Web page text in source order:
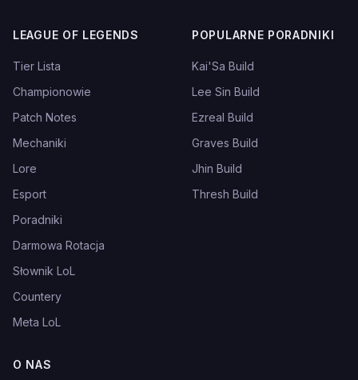
LEAGUE OF LEGENDS
Tier Lista
Championowie
Patch Notes
Mechaniki
Lore
Esport
Poradniki
Darmowa Rotacja
Słownik LoL
Countery
Meta LoL
POPULARNE PORADNIKI
Kai'Sa Build
Lee Sin Build
Ezreal Build
Graves Build
Jhin Build
Thresh Build
O NAS